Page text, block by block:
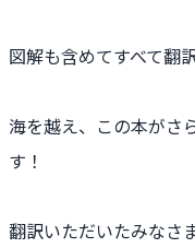
図解も含めてすべて翻
海を越え、この本がさ
す！
翻訳いただいたみなさ